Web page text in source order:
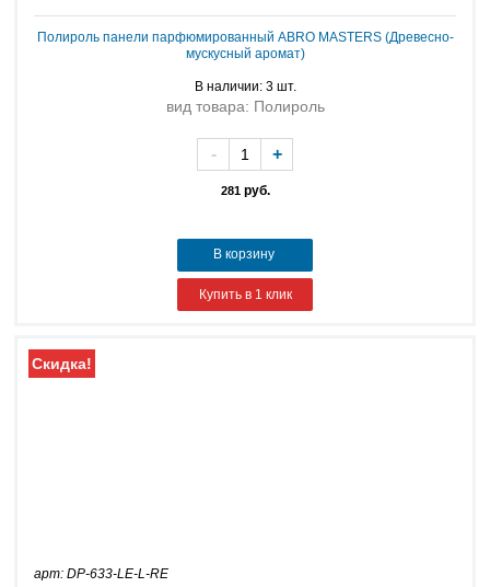
Полироль панели парфюмированный ABRO MASTERS (Древесно-
мускусный аромат)
В наличии: 3 шт.
вид товара: Полироль
281руб.
- +
В корзину
Купить в 1 клик
Скидка!
арт: DP-633-LE-L-RE